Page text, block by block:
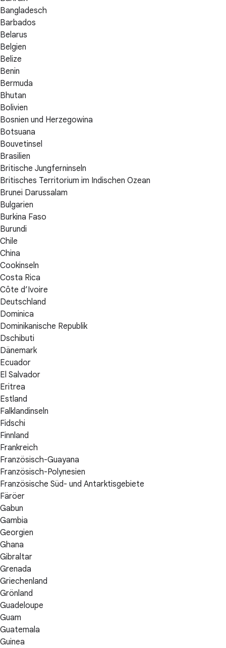
Bangladesch
Barbados
Belarus
Belgien
Belize
Benin
Bermuda
Bhutan
Bolivien
Bosnien und Herzegowina
Botsuana
Bouvetinsel
Brasilien
Britische Jungferninseln
Britisches Territorium im Indischen Ozean
Brunei Darussalam
Bulgarien
Burkina Faso
Burundi
Chile
China
Cookinseln
Costa Rica
Côte d’Ivoire
Deutschland
Dominica
Dominikanische Republik
Dschibuti
Dänemark
Ecuador
El Salvador
Eritrea
Estland
Falklandinseln
Fidschi
Finnland
Frankreich
Französisch-Guayana
Französisch-Polynesien
Französische Süd- und Antarktisgebiete
Färöer
Gabun
Gambia
Georgien
Ghana
Gibraltar
Grenada
Griechenland
Grönland
Guadeloupe
Guam
Guatemala
Guinea